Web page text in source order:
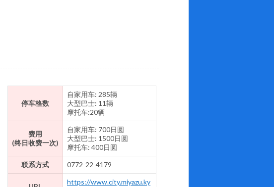
停车格数
自家用车: 285辆
大型巴士: 11辆
摩托车:20辆
费用
(终日收费一次)
自家用车: 700日圆
大型巴士: 1500日圆
摩托车: 400日圆
联系方式 0772-22-4179
https://www.city.miyazu.ky